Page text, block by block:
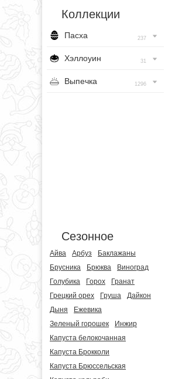
Коллекции
Пасха 237
Хэллоуин 31
Выпечка 1296
Сезонное
Айва Арбуз
Баклажаны
Брусника
Брюква
Виноград
Голубика
Горох
Гранат
Грецкий орех
Груша
Дайкон
Дыня
Ежевика
Зеленый горошек
Инжир
Капуста белокочанная
Капуста Брокколи
Капуста Брюссельская